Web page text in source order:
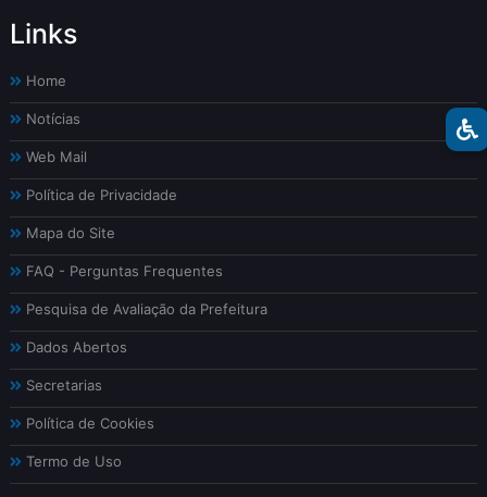
Links
Home
Notícias
Web Mail
Política de Privacidade
Mapa do Site
FAQ - Perguntas Frequentes
Pesquisa de Avaliação da Prefeitura
Dados Abertos
Secretarias
Política de Cookies
Termo de Uso